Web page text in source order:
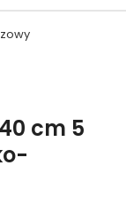
cm 5